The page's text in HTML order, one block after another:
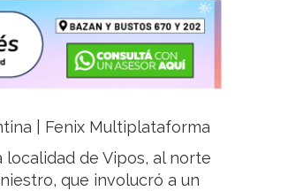
| Fenix Multiplataforma
de Vipos, al norte
que involucró a un